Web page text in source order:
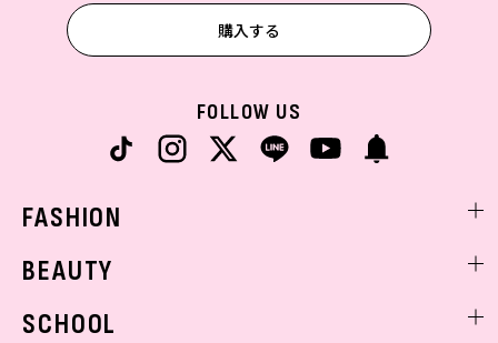
購入する
FOLLOW US
FASHION
着回し
BEAUTY
SCHOOL